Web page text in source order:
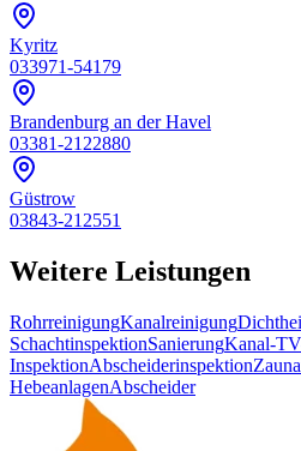
Kyritz
033971-54179
Brandenburg an der Havel
03381-2122880
Güstrow
03843-212551
Weitere Leistungen
RohrreinigungKanalreinigung
SchachtinspektionSanierungKanal-
InspektionAbscheiderinspektion
HebeanlagenAbscheider